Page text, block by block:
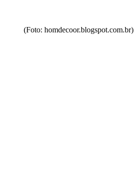
(Foto: homdecoor.blogspot.com.br)